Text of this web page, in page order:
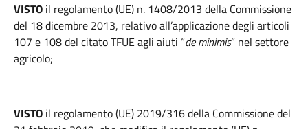
VISTO il regolamento (UE) n. 1408/2013 della Commissione
del 18 dicembre 2013, relativo all’applicazione degli articoli
107 e 108 del citato TFUE agli aiuti “de minimis” nel settore
agricolo;
VISTO il regolamento (UE) 2019/316 della Commissione del